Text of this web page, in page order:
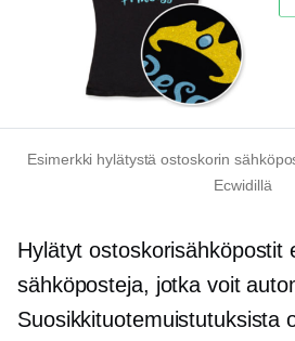
Esimerkki hylätystä ostoskorin
Ecwidillä
Hylätyt ostoskorisähköpostit
sähköposteja, jotka voit
Suosikkituotemuistutuksista